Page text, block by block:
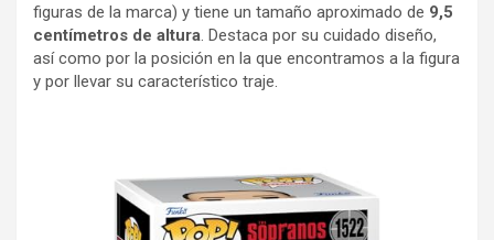
figuras de la marca) y tiene un tamaño aproximado de 9,5
centímetros de altura. Destaca por su cuidado diseño,
así como por la posición en la que encontramos a la figura
y por llevar su característico traje.